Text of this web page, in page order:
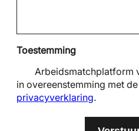
Toestemming
Arbeidsmatchplatform
in overeenstemming met
privacyverklaring.